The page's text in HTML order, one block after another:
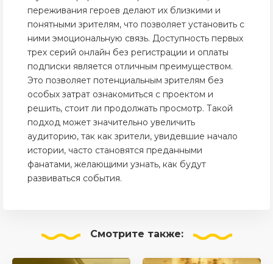
переживания героев делают их близкими и
понятными зрителям, что позволяет установить с
ними эмоциональную связь. Доступность первых
трех серий онлайн без регистрации и оплаты
подписки является отличным преимуществом.
Это позволяет потенциальным зрителям без
особых затрат ознакомиться с проектом и
решить, стоит ли продолжать просмотр. Такой
подход может значительно увеличить
аудиторию, так как зрители, увидевшие начало
истории, часто становятся преданными
фанатами, желающими узнать, как будут
развиваться события.
Смотрите также: